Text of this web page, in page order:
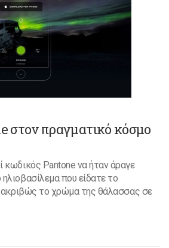
στον πραγματικό κόσμο
κωδικός Pantone να ήταν άραγε
που είδατε το
ακριβώς το χρώμα της θάλασσας σε